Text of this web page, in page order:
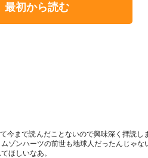
最初から読む
今まで読んだことないので興味深く拝読し
ゾンハーツの前世も地球人だったんじゃな
ほしいなあ。